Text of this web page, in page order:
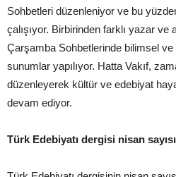
Sohbetleri düzenleniyor ve bu
çalışıyor. Birbirinden farklı yazar
Çarşamba Sohbetlerinde bilimsel
sunumlar yapılıyor. Hatta Vakıf,
düzenleyerek kültür ve edebiyat
devam ediyor.
Türk Edebiyatı dergisi nisan sayısı